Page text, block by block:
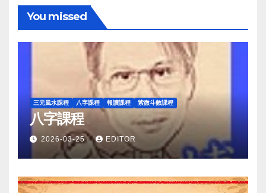
You missed
三元風水課程 八字課程 報讀課程 紫微斗數課程
八字課程
2026-03-25 EDITOR